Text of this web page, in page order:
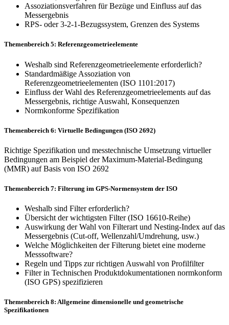
Assoziationsverfahren für Bezüge und Einfluss auf das
Messergebnis
RPS- oder 3-2-1-Bezugssystem, Grenzen des Systems
Themenbereich 5: Referenzgeometrieelemente
Weshalb sind Referenzgeometrieelemente erforderlich?
Standardmäßige Assoziation von
Referenzgeometrieelementen (ISO 1101:2017)
Einfluss der Wahl des Referenzgeometrieelements auf das
Messergebnis, richtige Auswahl, Konsequenzen
Normkonforme Spezifikation
Themenbereich 6: Virtuelle Bedingungen (ISO 2692)
Richtige Spezifikation und messtechnische Umsetzung virtueller
Bedingungen am Beispiel der Maximum-Material-Bedingung
(MMR) auf Basis von ISO 2692
Themenbereich 7: Filterung im GPS-Normensystem der ISO
Weshalb sind Filter erforderlich?
Übersicht der wichtigsten Filter (ISO 16610-Reihe)
Auswirkung der Wahl von Filterart und Nesting-Index auf das
Messergebnis (Cut-off, Wellen­zahl/Umdrehung, usw.)
Welche Möglichkeiten der Filterung bietet eine moderne
Messsoftware?
Regeln und Tipps zur richtigen Auswahl von Profilfilter
Filter in Technischen Produktdokumentationen normkon­form
(ISO GPS) spezifizieren
Themenbereich 8: Allgemeine dimensionelle und geometrische
Spezifikationen